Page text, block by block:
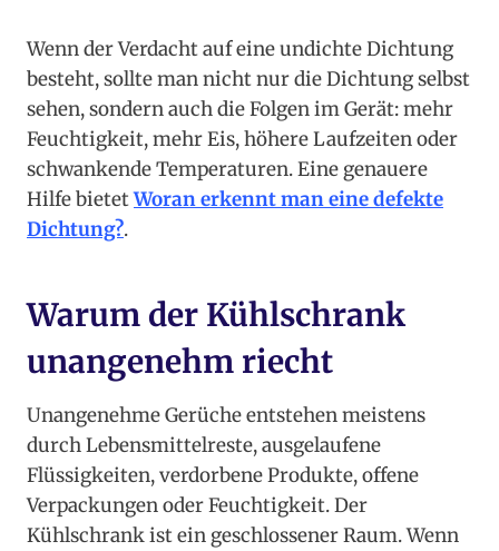
Wenn der Verdacht auf eine undichte Dichtung
besteht, sollte man nicht nur die Dichtung selbst
sehen, sondern auch die Folgen im Gerät: mehr
Feuchtigkeit, mehr Eis, höhere Laufzeiten oder
schwankende Temperaturen. Eine genauere
Hilfe bietetWoran erkennt man eine defekte
Dichtung?.
Warum der Kühlschrank
unangenehm riecht
Unangenehme Gerüche entstehen meistens
durch Lebensmittelreste, ausgelaufene
Flüssigkeiten, verdorbene Produkte, offene
Verpackungen oder Feuchtigkeit. Der
Kühlschrank ist ein geschlossener Raum. Wenn